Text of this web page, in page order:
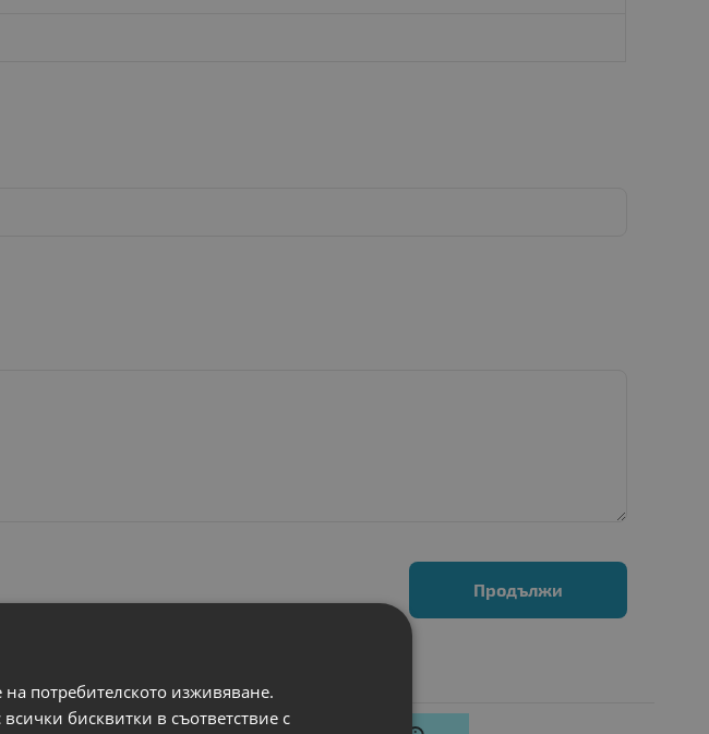
Продължи
потребителското изживяване.
бисквитки в съответствие с